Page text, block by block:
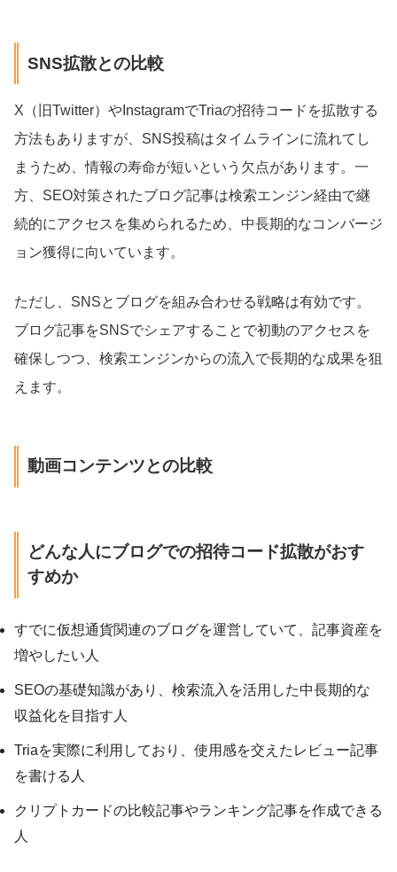
SNS拡散との比較
X（旧Twitter）やInstagramでTriaの招待コードを拡散する
方法もありますが、SNS投稿はタイムラインに流れてし
まうため、情報の寿命が短いという欠点があります。一
方、SEO対策されたブログ記事は検索エンジン経由で継
続的にアクセスを集められるため、中長期的なコンバージ
ョン獲得に向いています。
ただし、SNSとブログを組み合わせる戦略は有効です。
ブログ記事をSNSでシェアすることで初動のアクセスを
確保しつつ、検索エンジンからの流入で長期的な成果を狙
えます。
動画コンテンツとの比較
どんな人にブログでの招待コード拡散がおす
すめか
すでに仮想通貨関連のブログを運営していて、記事資産を
増やしたい人
SEOの基礎知識があり、検索流入を活用した中長期的な
収益化を目指す人
Triaを実際に利用しており、使用感を交えたレビュー記事
を書ける人
クリプトカードの比較記事やランキング記事を作成できる
人